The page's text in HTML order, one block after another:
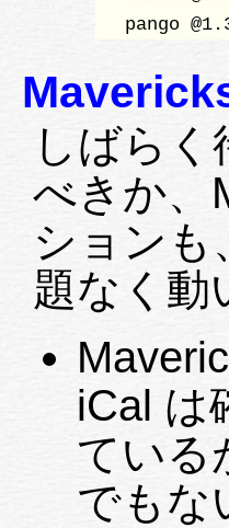
pango
しばら
べきか、
ションも
題なく動
iCal は
ている
でも